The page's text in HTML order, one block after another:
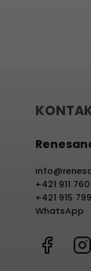
info@
+421 911
+421 915
WhatsApp